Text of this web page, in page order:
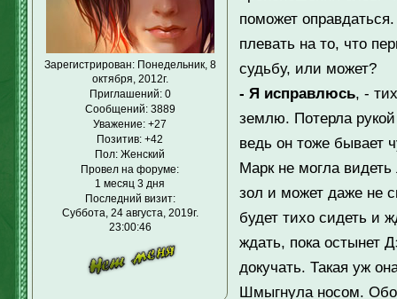
Зарегистрирован: Понедельник, 8
октября, 2012г.
Приглашений:0
Сообщений:3889
Уважение: +27
Позитив: +42
Пол: Женский
Провел на форуме:
1 месяц 3 дня
Последний визит:
Суббота, 24 августа, 2019г.
23:00:46
поможет
плевать на то, что
судьбу, или может?
- Я исправлюсь, -
землю. Потерла
ведь он тоже бывает
Марк не могла
зол и может даже не
будет тихо сидеть и
ждать, пока остынет
докучать. Такая уж
Шмыгнула носом.